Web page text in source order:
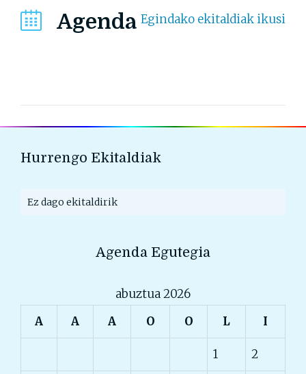
Agenda Egindako ekitaldiak ikusi
Hurrengo Ekitaldiak
Ez dago ekitaldirik
Agenda Egutegia
abuztua 2026
A
A A O O L I
1 2